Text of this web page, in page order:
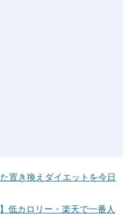
置き換えダイエットを今日
低カロリー・楽天で一番人